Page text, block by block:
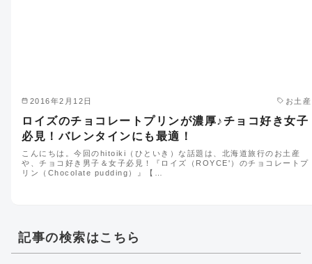
2016年2月12日 お土産
ロイズのチョコレートプリンが濃厚♪チョコ好き女子
必見！バレンタインにも最適！
こんにちは。今回のhitoiki（ひといき）な話題は、北海道旅行のお土産
や、チョコ好き男子＆女子必見！『ロイズ（ROYCE'）のチョコレートプ
リン（Chocolate pudding）』【…
記事の検索はこちら